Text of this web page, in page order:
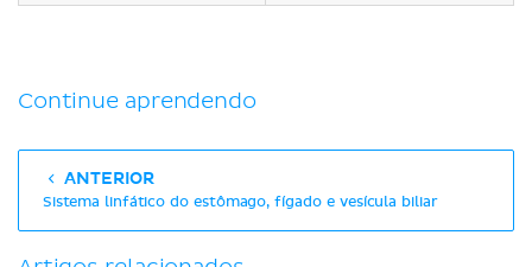
Continue aprendendo
ANTERIOR
Sistema linfático do estômago, fígado e vesícula biliar